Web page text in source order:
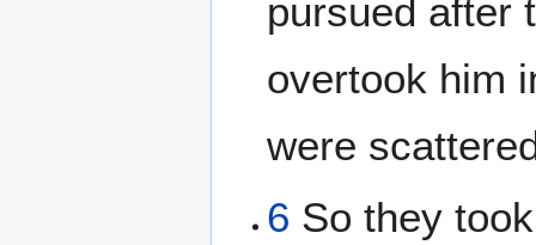
pursued after
overtook him
were
6 So they